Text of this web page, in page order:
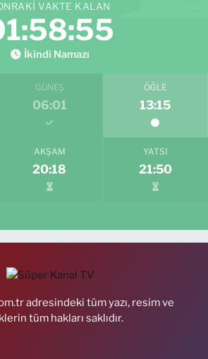
VAKTE KALAN
İkindi Namazı
GÜNEŞ
06:01
ÖĞLE
13:15
AKŞAM
20:18
YATSI
21:50
adresindeki tüm yazı, resim ve
tüm hakları saklıdır.